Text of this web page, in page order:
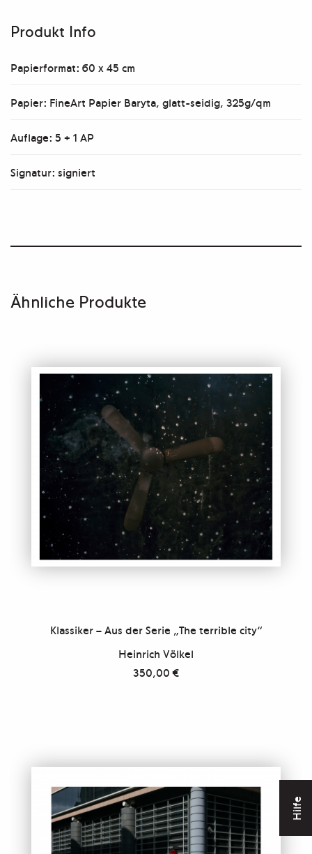
Hilfe
Produkt Info
Papierformat: 60 x 45 cm
Papier: FineArt Papier Baryta, glatt-seidig, 325g/qm
Auflage: 5 + 1 AP
Signatur: signiert
Ähnliche Produkte
Klassiker – Aus der Serie „The terrible city“
Heinrich Völkel
350,00€